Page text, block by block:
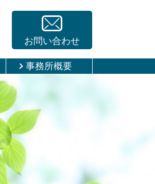
お問い合わせ
事務所概要